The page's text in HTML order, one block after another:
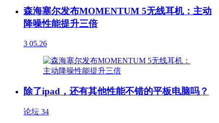
森海塞尔发布MOMENTUM 5无线耳机：主动
降噪性能提升三倍
3 05.26
除了ipad，还有其他性能不错的平板电脑吗？
论坛 34